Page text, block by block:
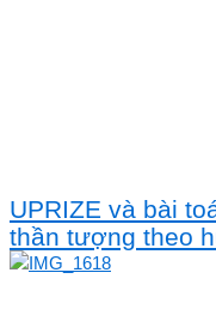
UPRIZE và bài
thần tượng theo